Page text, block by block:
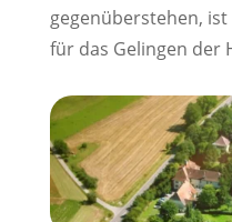
gegenüberstehen,
für das Gelingen der